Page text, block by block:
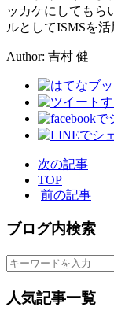
ッカケにしてもら
ルとしてISMSを
Author: 吉村 健
次の記事
TOP
前の記事
ブログ内検索
人気記事一覧